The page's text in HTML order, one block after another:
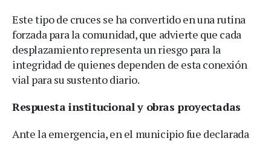
Este tipo de cruces se ha convertido en una rutina
forzada para la comunidad, que advierte que cada
desplazamiento representa un riesgo para la
integridad de quienes dependen de esta conexión
vial para su sustento diario.
Respuesta institucional y obras proyectadas
Ante la emergencia, en el municipio fue declarada